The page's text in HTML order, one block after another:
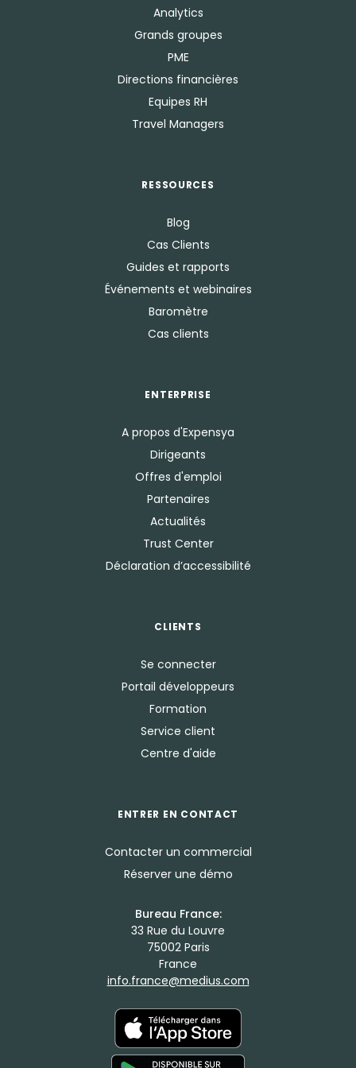
Analytics
Grands groupes
PME
Directions financières
Equipes RH
Travel Managers
RESSOURCES
Blog
Cas Clients
Guides et rapports
Événements et webinaires
Baromètre
Cas clients
ENTERPRISE
A propos d'Expensya
Dirigeants
Offres d'emploi
Partenaires
Actualités
Trust Center
Déclaration d’accessibilité
CLIENTS
Se connecter
Portail développeurs
Formation
Service client
Centre d'aide
ENTRER EN CONTACT
Contacter un commercial
Réserver une démo
Bureau France:
33 Rue du Louvre
75002 Paris
France
info.france@medius.com